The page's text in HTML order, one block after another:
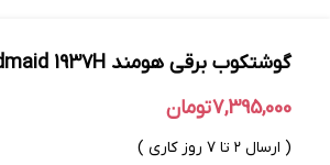
گوشتکوب برقی هومند Handmaid 1937H کرم
7,395,000تومان
( ارسال ۲ تا ۷ روز کاری )